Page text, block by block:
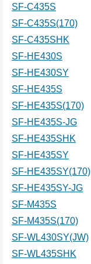
SF-C435S
SF-C435S(170)
SF-C435SHK
SF-HE430S
SF-HE430SY
SF-HE435S
SF-HE435S(170)
SF-HE435S-JG
SF-HE435SHK
SF-HE435SY
SF-HE435SY(170)
SF-HE435SY-JG
SF-M435S
SF-M435S(170)
SF-WL430SY(JW)
SF-WL435SHK